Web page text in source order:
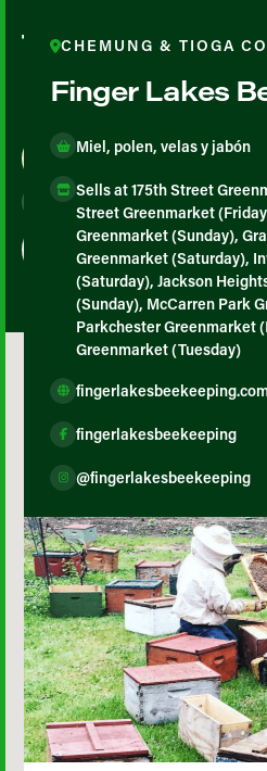
Todos los
productores
Map View
CHEMUNG & TIOGA
Finger Lakes
Miel, polen, velas y jabón
Sells at 175th Street
Street Greenmarket
Greenmarket (Sunday),
Greenmarket (Saturday),
(Saturday), Jackson
(Sunday), McCarren Park
Parkchester Greenmarket
Greenmarket (Tuesday)
fingerlakesbeekeeping
@fingerlakesbeekeeping